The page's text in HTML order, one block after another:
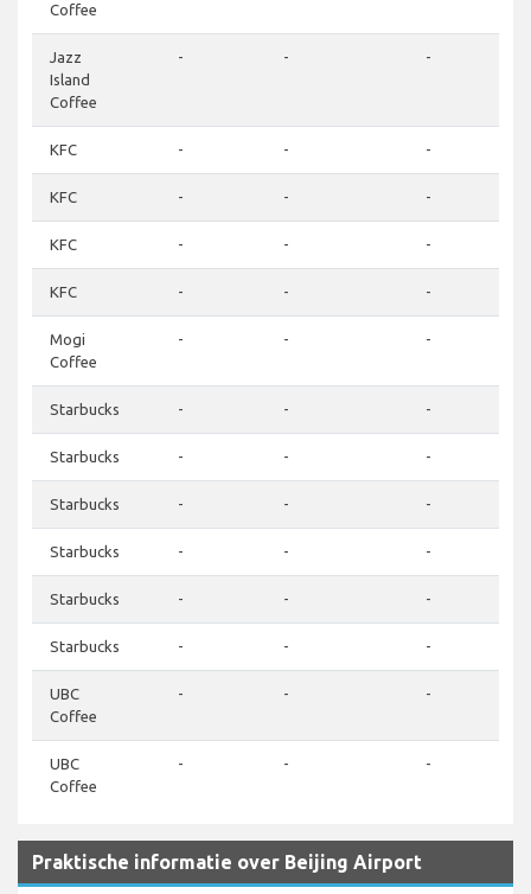
Coffee
Jazz
Island
Coffee
- - -
KFC - - -
KFC - - -
KFC - - -
KFC - - -
Mogi
Coffee
- - -
Starbucks - - -
Starbucks - - -
Starbucks - - -
Starbucks - - -
Starbucks - - -
Starbucks - - -
UBC
Coffee
- - -
UBC
Coffee
- - -
Praktische informatie over Beijing Airport